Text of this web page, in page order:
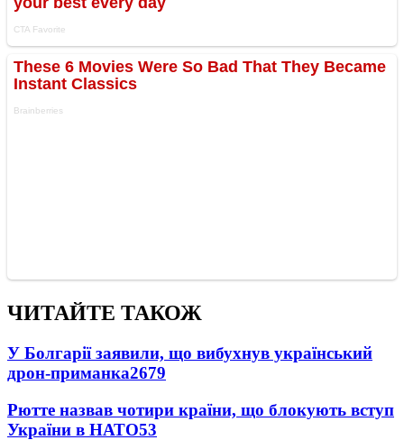
ЧИТАЙТЕ ТАКОЖ
У Болгарії заявили, що вибухнув український
дрон-приманка2679
Рютте назвав чотири країни, що блокують вступ
України в НАТО53